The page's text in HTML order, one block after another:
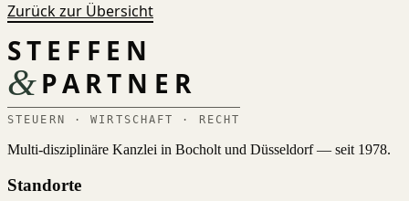
Zurück zur Übersicht
STEFFEN
&PARTNER
STEUERN · WIRTSCHAFT · RECHT
Multi-disziplinäre Kanzlei in Bocholt und Düsseldorf — seit 1978.
Standorte